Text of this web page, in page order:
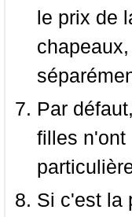
le prix de
Par
filles n'ont
Si c'est la